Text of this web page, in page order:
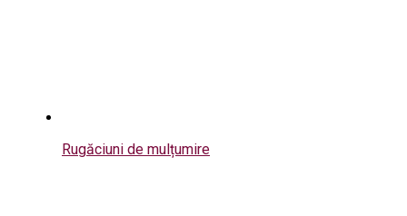
Rugăciuni de mulțumire